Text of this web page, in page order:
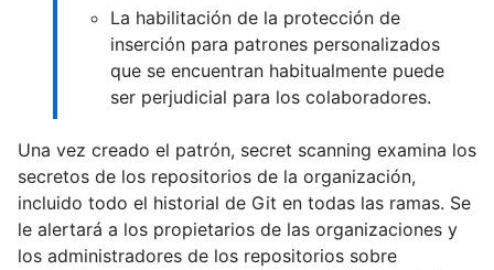
La habilitación de la protección de
inserción para patrones personalizados
que se encuentran habitualmente puede
ser perjudicial para los colaboradores.
Una vez creado el patrón, secret scanning examina los
secretos de los repositorios de la organización,
incluido todo el historial de Git en todas las ramas. Se
le alertará a los propietarios de las organizaciones y
los administradores de los repositorios sobre